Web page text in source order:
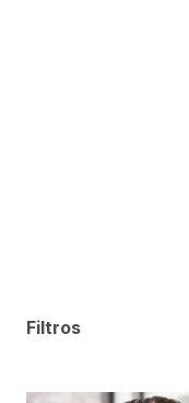
Filtros